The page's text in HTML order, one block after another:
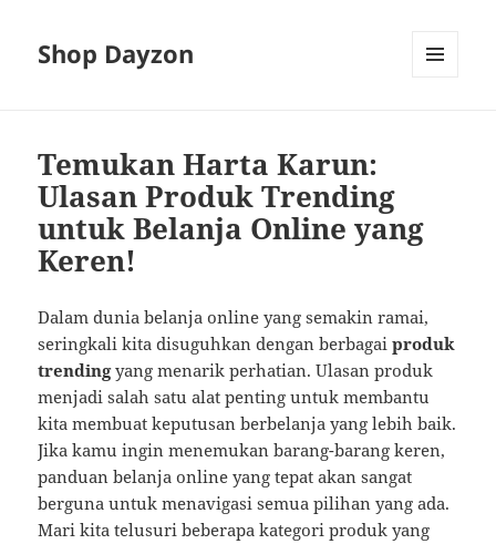
Shop Dayzon
Temukan Harta Karun:
Ulasan Produk Trending
untuk Belanja Online yang
Keren!
Dalam dunia belanja online yang semakin ramai,
seringkali kita disuguhkan dengan berbagaiproduk
trendingyang menarik perhatian. Ulasan produk
menjadi salah satu alat penting untuk membantu
kita membuat keputusan berbelanja yang lebih baik.
Jika kamu ingin menemukan barang-barang keren,
panduan belanja online yang tepat akan sangat
berguna untuk menavigasi semua pilihan yang ada.
Mari kita telusuri beberapa kategori produk yang